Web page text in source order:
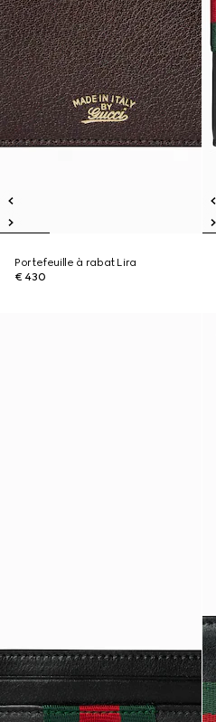
Portefeuille à rabat Lira
€ 430